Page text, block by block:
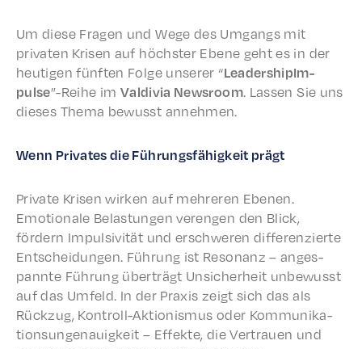
Um diese Fragen und Wege des Umgangs mit
privat­en Krisen auf höch­ster Ebene geht es in der
heuti­gen fünften Folge unser­er “Lead­er­ship­Im­
pulse”-Reihe im Valdivia News­room. Lassen Sie uns
dieses Thema bewusst annehmen.
Wenn Privates die Führungs­fähigkeit prägt
Private Krisen wirken auf mehreren Ebenen.
Emotionale Belas­tun­gen veren­gen den Blick,
fördern Impul­siv­ität und erschw­eren differen­zierte
Entschei­dun­gen. Führung ist Reso­nanz – anges­
pan­nte Führung überträgt Unsicher­heit unbe­wusst
auf das Umfeld. In der Prax­is zeigt sich das als
Rück­zug, Kontroll-Aktion­is­mus oder Kommu­nika­
tion­sun­ge­nauigkeit – Effek­te, die Vertrauen und